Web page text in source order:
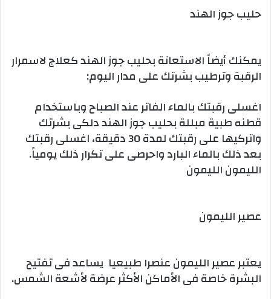
حليب جوز الهند
يمكنك أيضاً الاستعانة بحليب جوز الهند كعلاج لاسمرار
الرقبة وترطيب بشرتك على مدار اليوم:
اغسلى رقبتك بالماء الفاتر عند الصباح وباستخدام
قطنه طبية مبللة بحليب جوز الهند دلكى بشرتك
واتركيها على رقبتك لمدة 30 دقيقة، اغسلى رقبتك
بعد ذلك بالماء البارد واحرصى على تكرار ذلك يومياً.
الليمون الليمون
عصير الليمون
يعتبر عصير الليمون عنصرا طبيعيا يساعد فى تفتيح
البشرة خاصة فى الأماكن الأكثر عرضة لأشعة الشمس.